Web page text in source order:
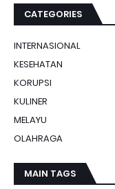
CATEGORIES
INTERNASIONAL
KESEHATAN
KORUPSI
KULINER
MELAYU
OLAHRAGA
MAIN TAGS